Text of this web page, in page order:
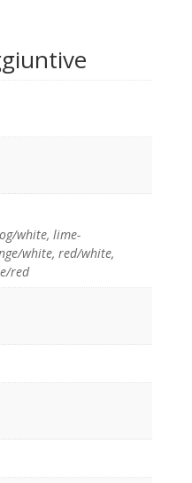
white, lime-
white, red/white,
red